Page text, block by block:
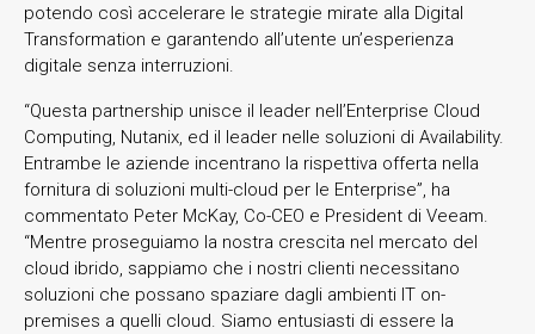
potendo così accelerare le strategie mirate alla Digital
Transformation e garantendo all’utente un’esperienza
digitale senza interruzioni.
“Questa partnership unisce il leader nell’Enterprise Cloud
Computing, Nutanix, ed il leader nelle soluzioni di Availability.
Entrambe le aziende incentrano la rispettiva offerta nella
fornitura di soluzioni multi-cloud per le Enterprise”, ha
commentato Peter McKay, Co-CEO e President di Veeam.
“Mentre proseguiamo la nostra crescita nel mercato del
cloud ibrido, sappiamo che i nostri clienti necessitano
soluzioni che possano spaziare dagli ambienti IT on-
premises a quelli cloud. Siamo entusiasti di essere la